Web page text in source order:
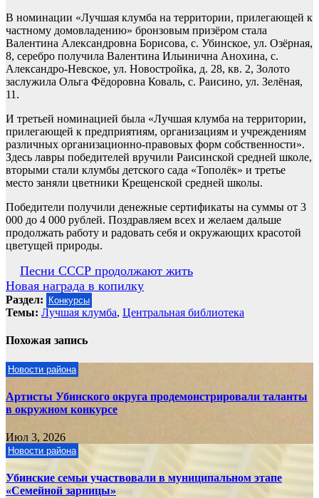
В номинации «Лучшая клумба на территории, прилегающей к
частному домовладению» бронзовым призёром стала
Валентина Александровна Борисова, с. Убинское, ул. Озёрная,
8, серебро получила Валентина Ильинична Анохина, с.
Александро-Невское, ул. Новостройка, д. 28, кв. 2, Золото
заслужила Ольга Фёдоровна Коваль, с. Раисино, ул. Зелёная,
11.
И третьей номинацией была «Лучшая клумба на территории,
прилегающей к предприятиям, организациям и учреждениям
различных организационно-правовых форм собственности».
Здесь лавры победителей вручили Раисинской средней школе,
вторыми стали клумбы детского сада «Тополёк» и третье
место заняли цветники Крещенской средней школы.
Победители получили денежные сертификаты на суммы от 3
000 до 4 000 рублей. Поздравляем всех и желаем дальше
продолжать работу и радовать себя и окружающих красотой
цветущей природы.
Навигация
по
записям
Песни СССР продолжают жить
Новая награда в копилку
Раздел: Конкурсы
Темы: Лучшая клумба, Центральная библиотека
Похожая запись
Новости района
Артисты Убинского округа продемонстрировали таланты
в окружном конкурсе
Июл 3, 2026
Новости района
Убинские семьи участвовали в муниципальном этапе
«Семейной зарницы»